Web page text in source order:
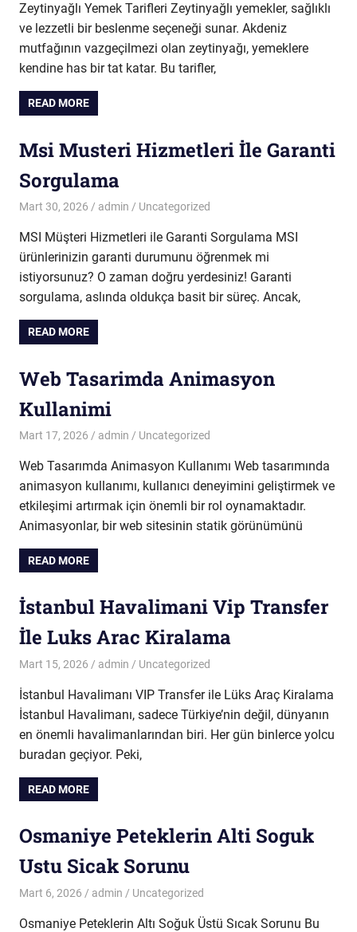
Zeytinyağlı Yemek Tarifleri Zeytinyağlı yemekler, sağlıklı
ve lezzetli bir beslenme seçeneği sunar. Akdeniz
mutfağının vazgeçilmezi olan zeytinyağı, yemeklere
kendine has bir tat katar. Bu tarifler,
READ MORE
Msi Musteri Hizmetleri İle Garanti
Sorgulama
Mart 30, 2026 admin Uncategorized
MSI Müşteri Hizmetleri ile Garanti Sorgulama MSI
ürünlerinizin garanti durumunu öğrenmek mi
istiyorsunuz? O zaman doğru yerdesiniz! Garanti
sorgulama, aslında oldukça basit bir süreç. Ancak,
READ MORE
Web Tasarimda Animasyon
Kullanimi
Mart 17, 2026 admin Uncategorized
Web Tasarımda Animasyon Kullanımı Web tasarımında
animasyon kullanımı, kullanıcı deneyimini geliştirmek ve
etkileşimi artırmak için önemli bir rol oynamaktadır.
Animasyonlar, bir web sitesinin statik görünümünü
READ MORE
İstanbul Havalimani Vip Transfer
İle Luks Arac Kiralama
Mart 15, 2026 admin Uncategorized
İstanbul Havalimanı VIP Transfer ile Lüks Araç Kiralama
İstanbul Havalimanı, sadece Türkiye’nin değil, dünyanın
en önemli havalimanlarından biri. Her gün binlerce yolcu
buradan geçiyor. Peki,
READ MORE
Osmaniye Peteklerin Alti Soguk
Ustu Sicak Sorunu
Mart 6, 2026 admin Uncategorized
Osmaniye Peteklerin Altı Soğuk Üstü Sıcak Sorunu Bu